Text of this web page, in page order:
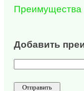
Преимущества
Добавить